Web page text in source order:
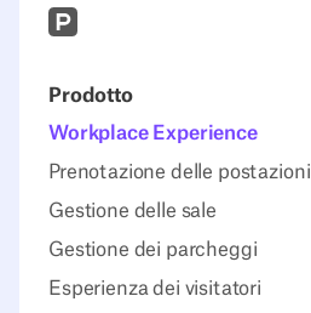
Prodcut Hunt
Prodotto
Workplace Experience
Prenotazione delle postazioni
Gestione delle sale
Gestione dei parcheggi
Esperienza dei visitatori